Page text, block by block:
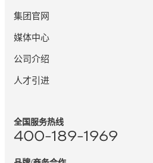
集团官网
媒体中心
公司介绍
人才引进
全国服务热线
400-189-1969